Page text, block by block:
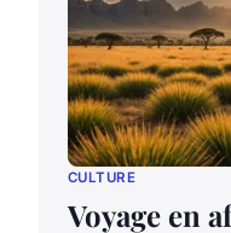
CULTURE
Voyage en